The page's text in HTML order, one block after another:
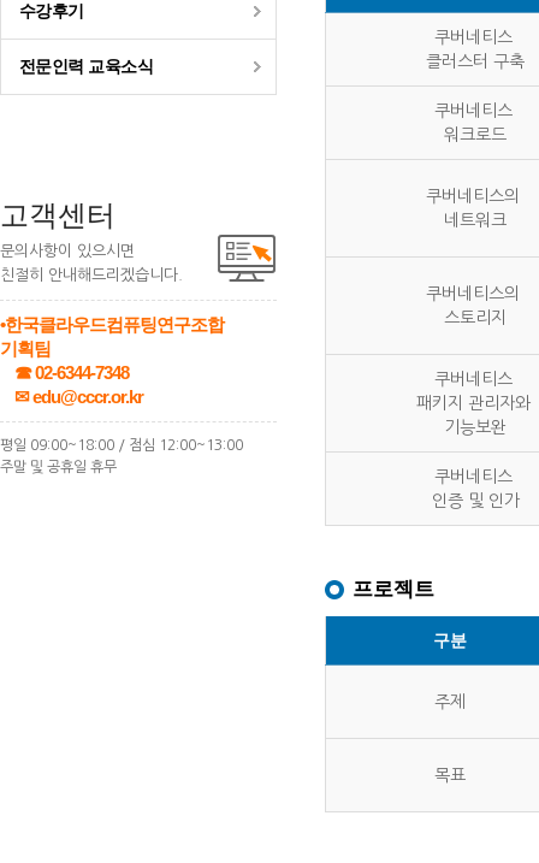
수강후기
전문인력 교육소식
고객센터
문의사항이 있으시면
친절히 안내해드리겠습니다.
•한국클라우드컴퓨팅연구조합
기획팀
☎ 02-6344-7348
✉ edu@cccr.or.kr
평일 09:00~18:00 / 점심 12:00~13:00
주말 및 공휴일 휴무
쿠버네티스
클러스터 구축
쿠버네티스
워크로드
쿠버네티스의
네트워크
쿠버네티스의
스토리지
쿠버네티스
패키지 관리자와
기능보완
쿠버네티스
인증 및 인가
프로젝트
구분
주제
목표